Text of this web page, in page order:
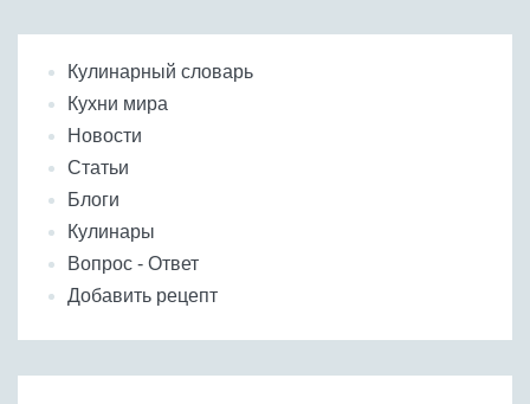
Кулинарный словарь
Кухни мира
Новости
Статьи
Блоги
Кулинары
Вопрос - Ответ
Добавить рецепт